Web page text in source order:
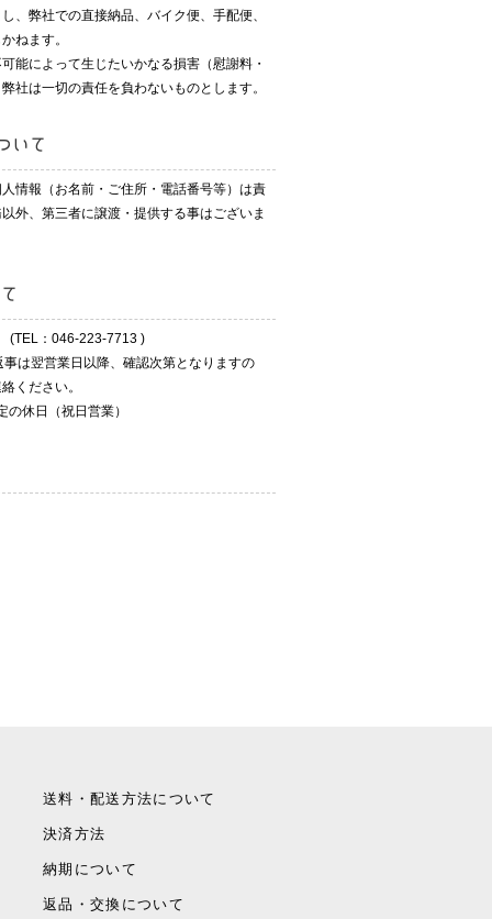
、弊社での直接納品、バイク便、手配便、
ねます。
能によって生じたいかなる損害（慰謝料・
社は一切の責任を負わないものとします。
いて
情報（お名前・ご住所・電話番号等）は責
外、第三者に譲渡・提供する事はございま
(TEL：046-223-7713 )
事は翌営業日以降、確認次第となりますの
ください。
の休日（祝日営業）
送料・配送方法について
決済方法
納期について
返品・交換について